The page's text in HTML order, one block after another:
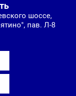
шоссе,
пав. Л-8